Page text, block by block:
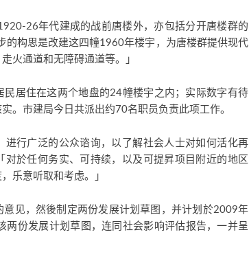
26年代建成的战前唐楼外，亦包括分开唐楼群的
的构思是改建这四幢1960年楼宇，为唐楼群提供现代
火通道和无障碍通道等。」
居住在这两个地盘的24幢楼宇之内；实际数字有待
。市建局今日共派出约70名职员负责此项工作。
行广泛的公众谘询，以了解社会人士对如何活化再
於任何务实、可持续，以及可提昇项目附近的地区
乐意听取和考虑。」
见，然後制定两份发展计划草图，并计划於2009年
两份发展计划草图，连同社会影响评估报告，一并呈